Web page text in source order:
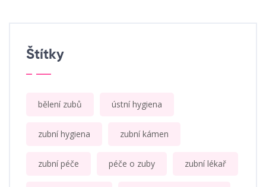
Štítky
bělení zubů ústní hygiena
zubní hygiena zubní kámen
zubní péče péče o zuby zubní lékař